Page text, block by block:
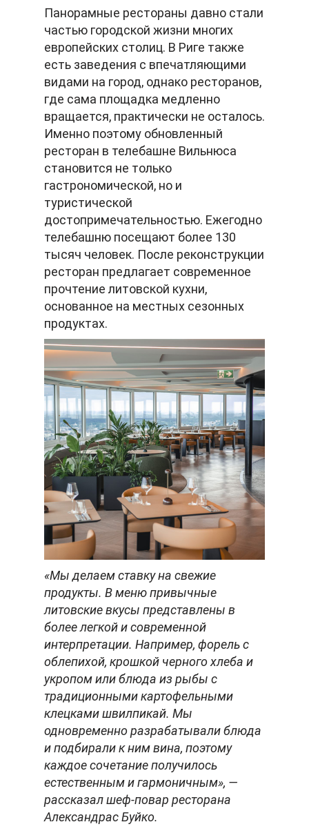
Панорамные рестораны давно стали
частью городской жизни многих
европейских столиц. В Риге также
есть заведения с впечатляющими
видами на город, однако ресторанов,
где сама площадка медленно
вращается, практически не осталось.
Именно поэтому обновленный
ресторан в телебашне Вильнюса
становится не только
гастрономической, но и
туристической
достопримечательностью. Ежегодно
телебашню посещают более 130
тысяч человек. После реконструкции
ресторан предлагает современное
прочтение литовской кухни,
основанное на местных сезонных
продуктах.
«Мы делаем ставку на свежие
продукты. В меню привычные
литовские вкусы представлены в
более легкой и современной
интерпретации. Например, форель с
облепихой, крошкой черного хлеба и
укропом или блюда из рыбы с
традиционными картофельными
клецками швилпикай. Мы
одновременно разрабатывали блюда
и подбирали к ним вина, поэтому
каждое сочетание получилось
естественным и гармоничным», —
рассказал шеф-повар ресторана
Александрас Буйко.